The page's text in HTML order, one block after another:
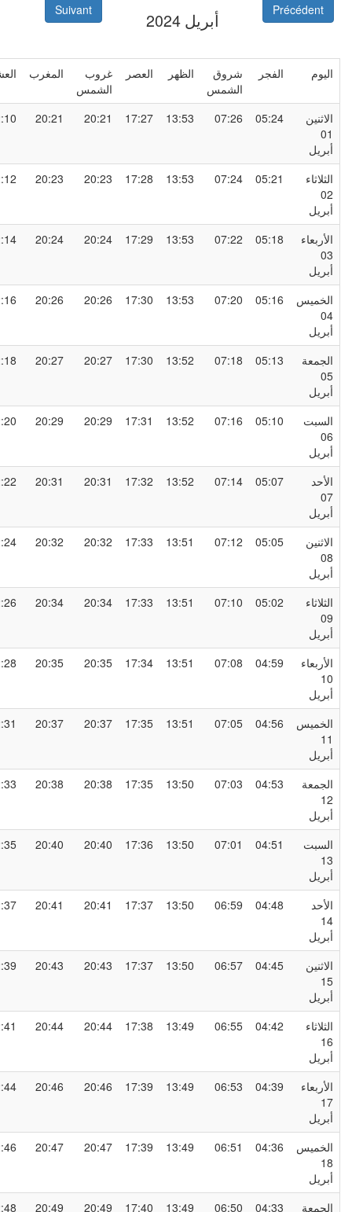
Précédent أبريل 2024 Suivant
الفجر
شروق
الشمس
الظهر العصر
غروب
الشمس
المغرب العشاء
05:24
07:26
13:53
17:27
20:21
20:21
22:10
05:21
07:24
13:53
17:28
20:23
20:23
22:12
05:18
07:22
13:53
17:29
20:24
20:24
22:14
05:16
07:20
13:53
17:30
20:26
20:26
22:16
05:13
07:18
13:52
17:30
20:27
20:27
22:18
05:10
07:16
13:52
17:31
20:29
20:29
22:20
05:07
07:14
13:52
17:32
20:31
20:31
22:22
05:05
07:12
13:51
17:33
20:32
20:32
22:24
05:02
07:10
13:51
17:33
20:34
20:34
22:26
04:59
07:08
13:51
17:34
20:35
20:35
22:28
04:56
07:05
13:51
17:35
20:37
20:37
22:31
04:53
07:03
13:50
17:35
20:38
20:38
22:33
04:51
07:01
13:50
17:36
20:40
20:40
22:35
04:48
06:59
13:50
17:37
20:41
20:41
22:37
04:45
06:57
13:50
17:37
20:43
20:43
22:39
04:42
06:55
13:49
17:38
20:44
20:44
22:41
04:39
06:53
13:49
17:39
20:46
20:46
22:44
04:36
06:51
13:49
17:39
20:47
20:47
22:46
04:33
06:50
13:49
17:40
20:49
20:49
22:48